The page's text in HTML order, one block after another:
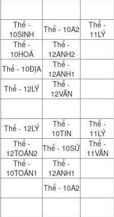
Thể -
10SINH
Thể - 10A2
Thể -
11LÝ
Thể -
10HOÁ
Thể -
12ANH2
Thể - 10ĐỊA
Thể -
12ANH1
Thể - 12LÝ
Thể -
12VĂN
Thể - 12LÝ
Thể -
10TIN
Thể -
11LÝ
Thể -
12TOÁN2 Thể - 10SỬ
Thể -
11VĂN
Thể -
10TOÁN1
Thể -
12ANH1
Thể - 10A2